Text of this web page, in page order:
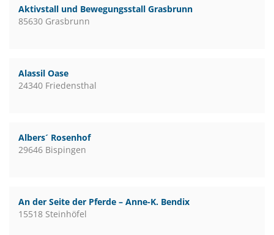
Aktivstall und Bewegungsstall Grasbrunn
85630 Grasbrunn
Alassil Oase
24340 Friedensthal
Albers´ Rosenhof
29646 Bispingen
An der Seite der Pferde – Anne-K. Bendix
15518 Steinhöfel